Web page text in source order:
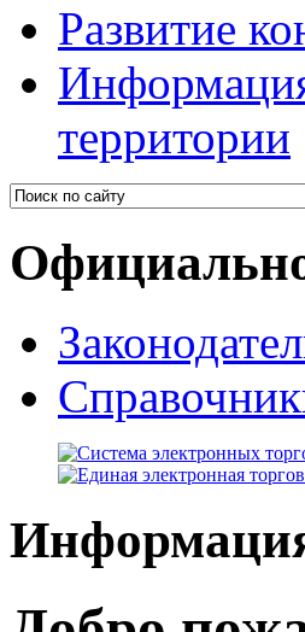
Развитие
территории